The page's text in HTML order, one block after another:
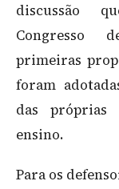
discussão
Congresso
primeiras
foram
das próprias
ensino.
Para os